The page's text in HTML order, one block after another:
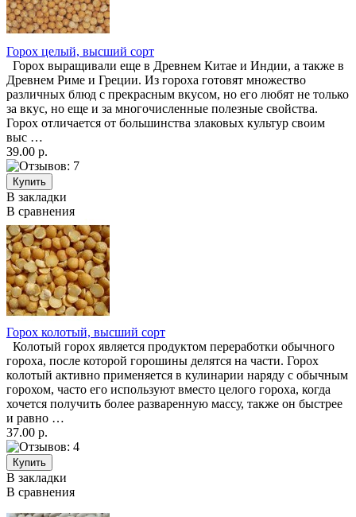
Горох целый, высший сорт
Горох выращивали еще в Древнем Китае и Индии, а также в
Древнем Риме и Греции. Из гороха готовят множество
различных блюд с прекрасным вкусом, но его любят не только
за вкус, но еще и за многочисленные полезные свойства.
Горох отличается от большинства злаковых культур своим
выс …
39.00 р.
В закладки
В сравнения
Горох колотый, высший сорт
Колотый горох является продуктом переработки обычного
гороха, после которой горошины делятся на части. Горох
колотый активно применяется в кулинарии наряду с обычным
горохом, часто его используют вместо целого гороха, когда
хочется получить более разваренную массу, также он быстрее
и равно …
37.00 р.
В закладки
В сравнения